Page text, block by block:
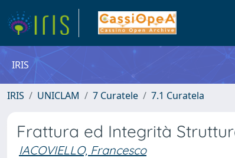
IRIS
IRIS UNICLAM 7 Curatele 7.1 Curatela
Frattura ed Integrità
IACOVIELLO, Francesco